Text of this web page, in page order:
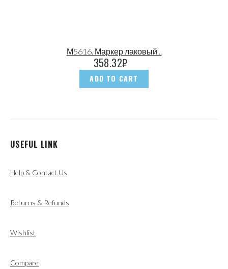
М5616. Маркер лаковый...
358.32₽
ADD TO CART
USEFUL LINK
Help & Contact Us
Returns & Refunds
Wishlist
Compare